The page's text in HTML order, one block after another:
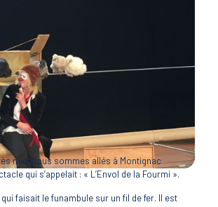
midi nous sommes allés à Montignac
qui s’appelait : « L’Envol de la Fourmi ».
faisait le funambule sur un fil de fer. Il est